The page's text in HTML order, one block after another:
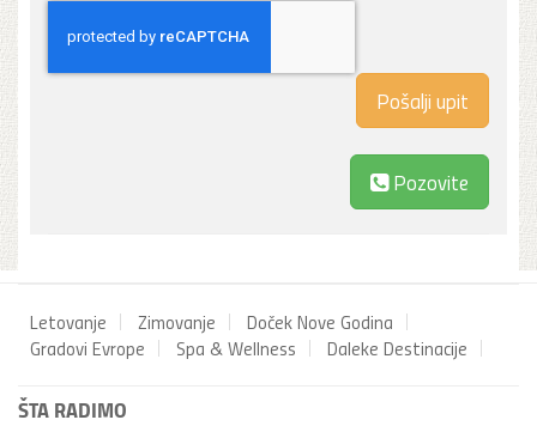
Pozovite
Letovanje Zimovanje
Doček Nove Godina
Gradovi Evrope
Spa & Wellness Daleke Destinacije
ŠTA RADIMO